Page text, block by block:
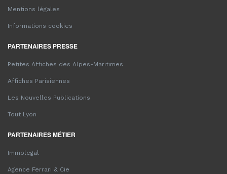
Mentions légales
Informations cookies
PARTENAIRES PRESSE
Petites Affiches des Alpes-Maritimes
Affiches Parisiennes
Les Nouvelles Publications
Tout Lyon
PARTENAIRES MÉTIER
Immolegal
Agence Ferrari & Cie